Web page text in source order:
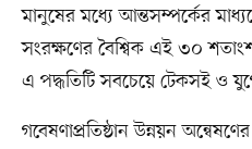
মানুষের মধ্যে আন্তসম্পর্কের
সংরক্ষণের বৈশ্বিক এই ৩০
এ পদ্ধতিটি সবচেয়ে টেকসই ও
গবেষণাপ্রতিষ্ঠান উন্নয়ন